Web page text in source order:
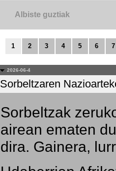
Albiste guztiak
1 2 3 4 5 6 7
2026-06-4
Sorbeltzaren
Sorbeltzak
airean ematen
dira. Gainera,